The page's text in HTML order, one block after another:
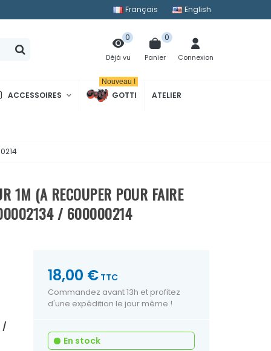
Français English
Déjà vu
0
Panier
0
Connexion
ACCESSOIRES GOTTI
Nouveau !
ATELIER
1M (A RECOUPER POUR FAIRE
/ 600000214
/
18,00 € TTC
Commandez avant 13h et profitez
d'une expédition le jour même !
En stock